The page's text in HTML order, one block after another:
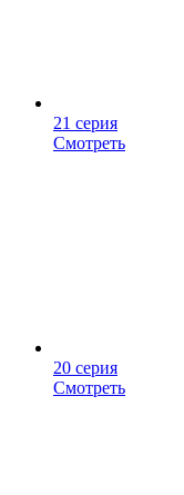
21 серия
Смотреть
20 серия
Смотреть